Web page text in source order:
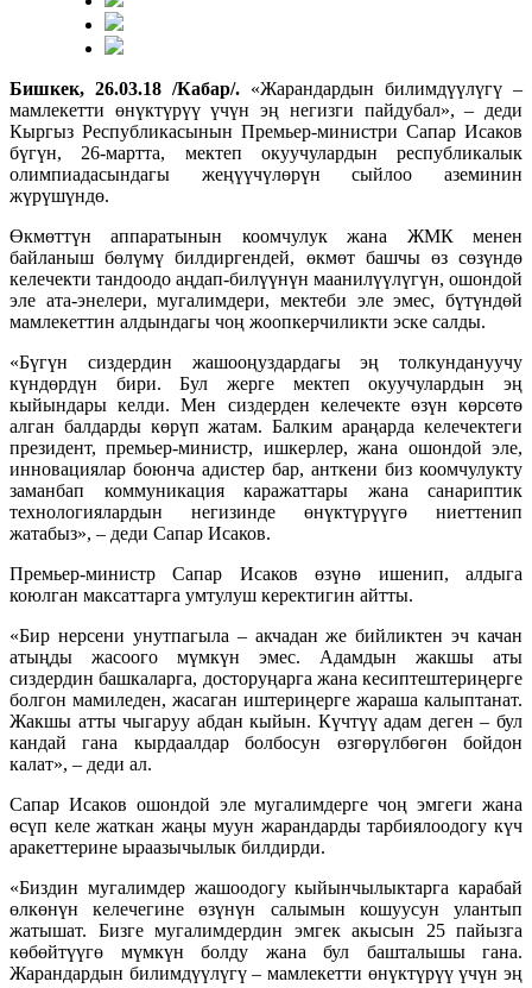
Бишкек, 26.03.18 /Кабар/. «Жарандардын билимдүүлүгү –
мамлекетти өнүктүрүү үчүн эң негизги пайдубал», – деди
Кыргыз Республикасынын Премьер-министри Сапар Исаков
бүгүн, 26-мартта, мектеп окуучулардын республикалык
олимпиадасындагы жеңүүчүлөрүн сыйлоо аземинин
жүрүшүндө.
Өкмөттүн аппаратынын коомчулук жана ЖМК менен
байланыш бөлүмү билдиргендей, өкмөт башчы өз сөзүндө
келечекти тандоодо аңдап-билүүнүн маанилүүлүгүн, ошондой
эле ата-энелери, мугалимдери, мектеби эле эмес, бүтүндөй
мамлекеттин алдындагы чоң жоопкерчиликти эске салды.
«Бүгүн сиздердин жашооңуздардагы эң толкундануучу
күндөрдүн бири. Бул жерге мектеп окуучулардын эң
кыйындары келди. Мен сиздерден келечекте өзүн көрсөтө
алган балдарды көрүп жатам. Балким араңарда келечектеги
президент, премьер-министр, ишкерлер, жана ошондой эле,
инновациялар боюнча адистер бар, анткени биз коомчулукту
заманбап коммуникация каражаттары жана санариптик
технологиялардын негизинде өнүктүрүүгө ниеттенип
жатабыз», – деди Сапар Исаков.
Премьер-министр Сапар Исаков өзүнө ишенип, алдыга
коюлган максаттарга умтулуш керектигин айтты.
«Бир нерсени унутпагыла – акчадан же бийликтен эч качан
атыңды жасоого мүмкүн эмес. Адамдын жакшы аты
сиздердин башкаларга, досторуңарга жана кесиптештериңерге
болгон мамиледен, жасаган иштериңерге жараша калыптанат.
Жакшы атты чыгаруу абдан кыйын. Күчтүү адам деген – бул
кандай гана кырдаалдар болбосун өзгөрүлбөгөн бойдон
калат», – деди ал.
Сапар Исаков ошондой эле мугалимдерге чоң эмгеги жана
өсүп келе жаткан жаңы муун жарандарды тарбиялоодогу күч
аракеттерине ыраазычылык билдирди.
«Биздин мугалимдер жашоодогу кыйынчылыктарга карабай
өлкөнүн келечегине өзүнүн салымын кошуусун улантып
жатышат. Бизге мугалимдердин эмгек акысын 25 пайызга
көбөйтүүгө мүмкүн болду жана бул башталышы гана.
Жарандардын билимдүүлүгү – мамлекетти өнүктүрүү үчүн эң